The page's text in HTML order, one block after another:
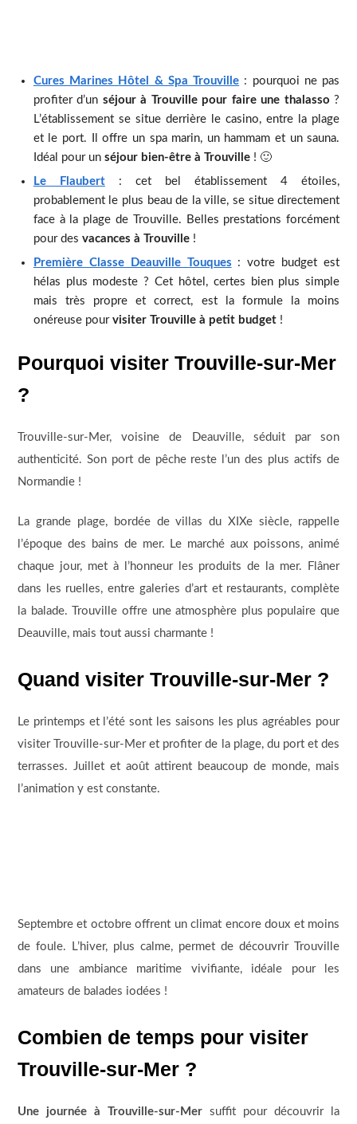
Cures Marines Hôtel & Spa Trouville : pourquoi ne pas
profiter d’un séjour à Trouville pour faire une thalasso ?
L’établissement se situe derrière le casino, entre la plage
et le port. Il offre un spa marin, un hammam et un sauna.
Idéal pour un séjour bien-être à Trouville! 🙂
Le Flaubert: cet bel établissement 4 étoiles,
probablement le plus beau de la ville, se situe directement
face à la plage de Trouville. Belles prestations forcément
pour des vacances à Trouville!
Première Classe Deauville Touques : votre budget est
hélas plus modeste ? Cet hôtel, certes bien plus simple
mais très propre et correct, est la formule la moins
onéreuse pour visiter Trouville à petit budget!
Pourquoi visiter Trouville-sur-Mer
?
Trouville-sur-Mer, voisine de Deauville, séduit par son
authenticité. Son port de pêche reste l’un des plus actifs de
Normandie !
La grande plage, bordée de villas du XIXe siècle, rappelle
l’époque des bains de mer. Le marché aux poissons, animé
chaque jour, met à l’honneur les produits de la mer. Flâner
dans les ruelles, entre galeries d’art et restaurants, complète
la balade. Trouville offre une atmosphère plus populaire que
Deauville, mais tout aussi charmante !
Quand visiter Trouville-sur-Mer ?
Le printemps et l’été sont les saisons les plus agréables pour
visiter Trouville-sur-Mer et profiter de la plage, du port et des
terrasses. Juillet et août attirent beaucoup de monde, mais
l’animation y est constante.
Septembre et octobre offrent un climat encore doux et moins
de foule. L’hiver, plus calme, permet de découvrir Trouville
dans une ambiance maritime vivifiante, idéale pour les
amateurs de balades iodées !
Combien de temps pour visiter
Trouville-sur-Mer ?
Une journée à Trouville-sur-Mersuffit pour découvrir la